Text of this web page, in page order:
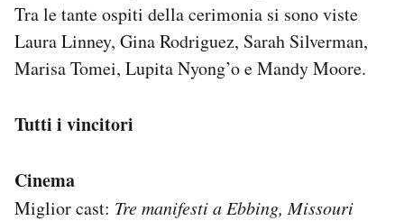
Tra le tante ospiti della cerimonia si sono viste
Laura Linney, Gina Rodriguez, Sarah Silverman,
Marisa Tomei, Lupita Nyong’o e Mandy Moore.
Tutti i vincitori
Cinema
Miglior cast: Tre manifesti a Ebbing, Missouri